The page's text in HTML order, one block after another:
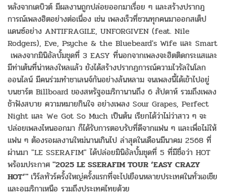
หลังจากเดบิวต์ มีผลงานถูกปล่อยออกมาเรื่อย ๆ และสร้างปรากฎ
การณ์เพลงฮิตอย่างต่อเนื่อง เช่น เพลงเร็วที่ชวนทุกคนมาออกสเต็ป
แดนซ์อย่าง ANTIFRAGILE, UNFORGIVEN (feat. Nile
Rodgers), Eve, Psyche & the Bluebeard's Wife และ Smart
เพลงจากมินิอัลบั้มชุดที่ 3 EASY ที่นอกจากเพลงจะฮิตติดกระแสและ
มีท่าเต้นที่น่าหลงใหลแล้ว ยังได้สร้างปรากฏการณ์ความไวรัลในโลก
ออนไลน์ มีคนร่วมทำชาเลนจ์กันอย่างล้นหลาม จนเพลงนี้ได้เข้าไปอยู่
บนชาร์ต Billboard ของสหรัฐอเมริกานานถึง 6 สัปดาห์ รวมถึงเพลง
ช้าฟังสบาย ความหมายกินใจ อย่างเพลง Sour Grapes, Perfect
Night และ We Got So Much เป็นต้น เรียกได้ว่าไม่ว่าสาว ๆ จะ
ปล่อยเพลงไหนออกมา ก็ได้รับการตอบรับที่ดีจากแฟน ๆ และเพื่อไม่ให้
แฟน ๆ ต้องรอผลงานใหม่นานเกินไป ล่าสุดในเดือนมีนาคม 2568 ที่
ผ่านมา "LE SSERAFIM" ได้ปล่อยมินิอัลบั้มชุดที่ 5 ที่มีชื่อว่า HOT
พร้อมประกาศ "2025 LE SSERAFIM TOUR ‘EASY CRAZY
HOT’" เวิร์ลทัวร์ครั้งใหญ่ครั้งแรกที่จะไปเยือนหลายประเทศในทั่วเอเชีย
และอเมริกาเหนือ รวมถึงประเทศไทยด้วย